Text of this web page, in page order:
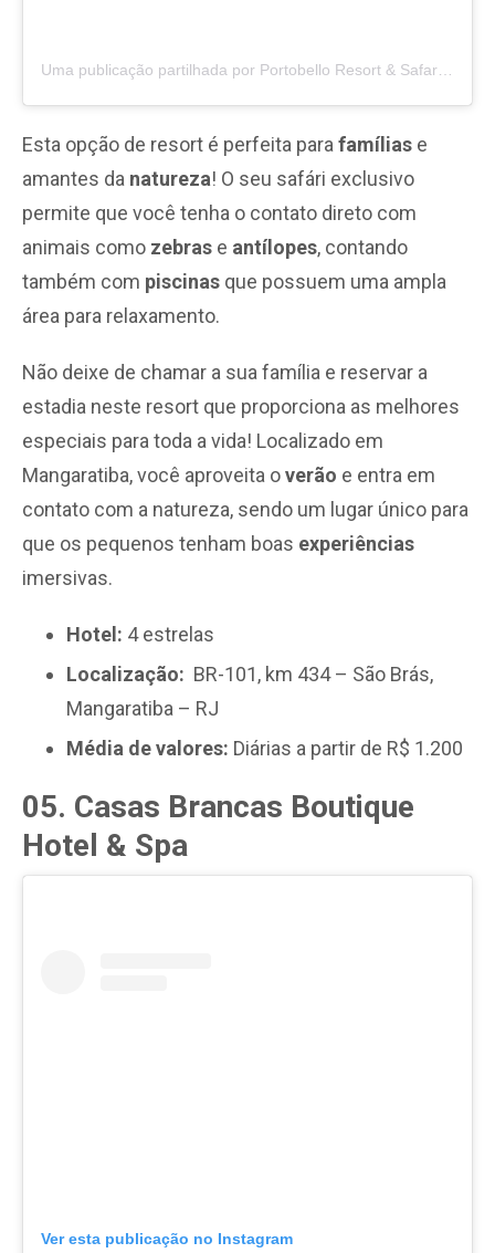
Uma publicação partilhada por Portobello Resort & Safari 🏝 (@portobelloresort)
Esta opção de resort é perfeita parafamílias e
amantes da natureza! O seu safári exclusivo
permite que você tenha o contato direto com
animais como zebras e antílopes, contando
também com piscinas que possuem uma ampla
área para relaxamento.
Não deixe de chamar a sua família e reservar a
estadia neste resort que proporciona as melhores
especiais para toda a vida! Localizado em
Mangaratiba, você aproveita overão e entra em
contato com a natureza, sendo um lugar único para
que os pequenos tenham boas experiências
imersivas.
Hotel: 4 estrelas
Localização: BR-101, km 434 – São Brás,
Mangaratiba – RJ
Média de valores: Diárias a partir de R$ 1.200
05. Casas Brancas Boutique
Hotel & Spa
Ver esta publicação no Instagram